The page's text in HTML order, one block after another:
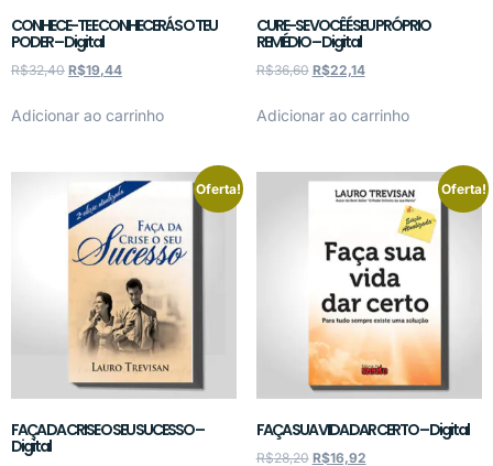
CONHECE-TE E CONHECERÁS O TEU
PODER – Digital
R$32,40 R$19,44
Adicionar ao carrinho
CURE-SE VOCÊ É SEU PRÓPRIO
REMÉDIO – Digital
R$36,60 R$22,14
Adicionar ao carrinho
Oferta!
FAÇA DA CRISE O SEU SUCESSO –
Digital
Oferta!
FAÇA SUA VIDA DAR CERTO – Digital
R$28,20 R$16,92